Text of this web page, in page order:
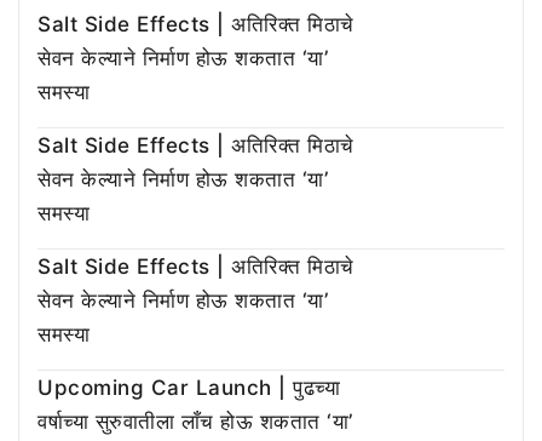
Salt Side Effects | अतिरिक्त मिठाचे
सेवन केल्याने निर्माण होऊ शकतात ‘या’
समस्या
Salt Side Effects | अतिरिक्त मिठाचे
सेवन केल्याने निर्माण होऊ शकतात ‘या’
समस्या
Salt Side Effects | अतिरिक्त मिठाचे
सेवन केल्याने निर्माण होऊ शकतात ‘या’
समस्या
Upcoming Car Launch | पुढच्या
वर्षाच्या सुरुवातीला लाँच होऊ शकतात ‘या’